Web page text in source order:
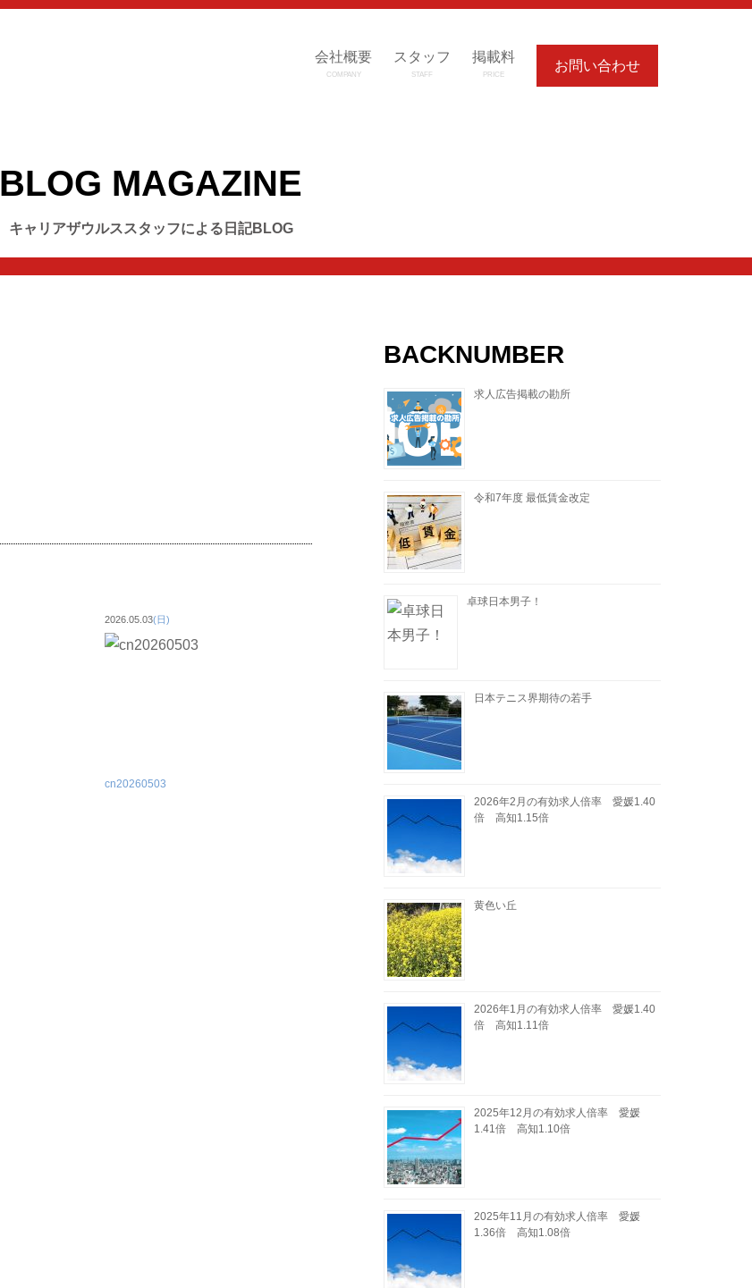
会社概要
COMPANY
スタッフ
STAFF
掲載料
PRICE
お問い合わせ
BLOG MAGAZINE
キャリアザウルススタッフによる日記BLOG
2026.05.03(日)
cn20260503
BACKNUMBER
求人広告掲載の勘所
令和7年度 最低賃金改定
卓球日本男子！
日本テニス界期待の若手
2026年2月の有効求人倍率 愛媛1.40
倍 高知1.15倍
黄色い丘
2026年1月の有効求人倍率 愛媛1.40
倍 高知1.11倍
2025年12月の有効求人倍率 愛媛
1.41倍 高知1.10倍
2025年11月の有効求人倍率 愛媛
1.36倍 高知1.08倍